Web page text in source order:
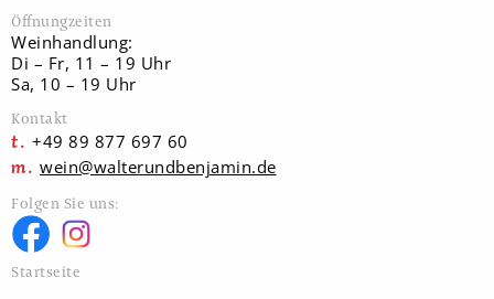
Öffnungzeiten
Weinhandlung:
Di – Fr, 11 – 19 Uhr
Sa, 10 – 19 Uhr
Kontakt
+49 89 877 697 60
wein@walterundbenjamin.de
Folgen Sie uns:
Startseite